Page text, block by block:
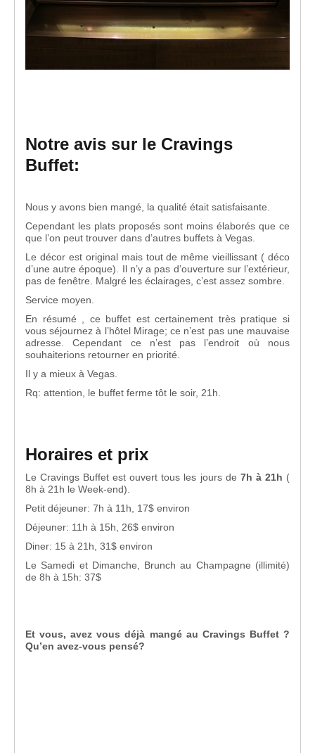
Notre avis sur le Cravings
Buffet:
Nous y avons bien mangé, la qualité était satisfaisante.
Cependant les plats proposés sont moins élaborés que ce
que l’on peut trouver dans d’autres buffets à Vegas.
Le décor est original mais tout de même vieillissant ( déco
d’une autre époque). Il n’y a pas d’ouverture sur l’extérieur,
pas de fenêtre. Malgré les éclairages, c’est assez sombre.
Service moyen.
En résumé , ce buffet est certainement très pratique si
vous séjournez à l’hôtel Mirage; ce n’est pas une mauvaise
adresse. Cependant ce n’est pas l’endroit où nous
souhaiterions retourner en priorité.
Il y a mieux à Vegas.
Rq: attention, le buffet ferme tôt le soir, 21h.
Horaires et prix
Le Cravings Buffet est ouvert tous les jours de 7h à 21h (
8h à 21h le Week-end).
Petit déjeuner: 7h à 11h, 17$ environ
Déjeuner: 11h à 15h, 26$ environ
Diner: 15 à 21h, 31$ environ
Le Samedi et Dimanche, Brunch au Champagne (illimité)
de 8h à 15h: 37$
Et vous, avez vous déjà mangé au Cravings Buffet ?
Qu’en avez-vous pensé?